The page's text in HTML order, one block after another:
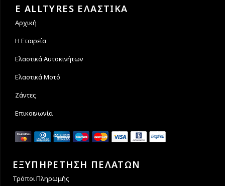
E ALLTYRES ΕΛΑΣΤΙΚΑ
Αρχική
Η Εταιρεία
Ελαστικά Αυτοκινήτων
Ελαστικά Μοτό
Ζάντες
Επικοινωνία
ΕΞΥΠΗΡΕΤΗΣΗ ΠΕΛΑΤΩΝ
Τρόποι Πληρωμής